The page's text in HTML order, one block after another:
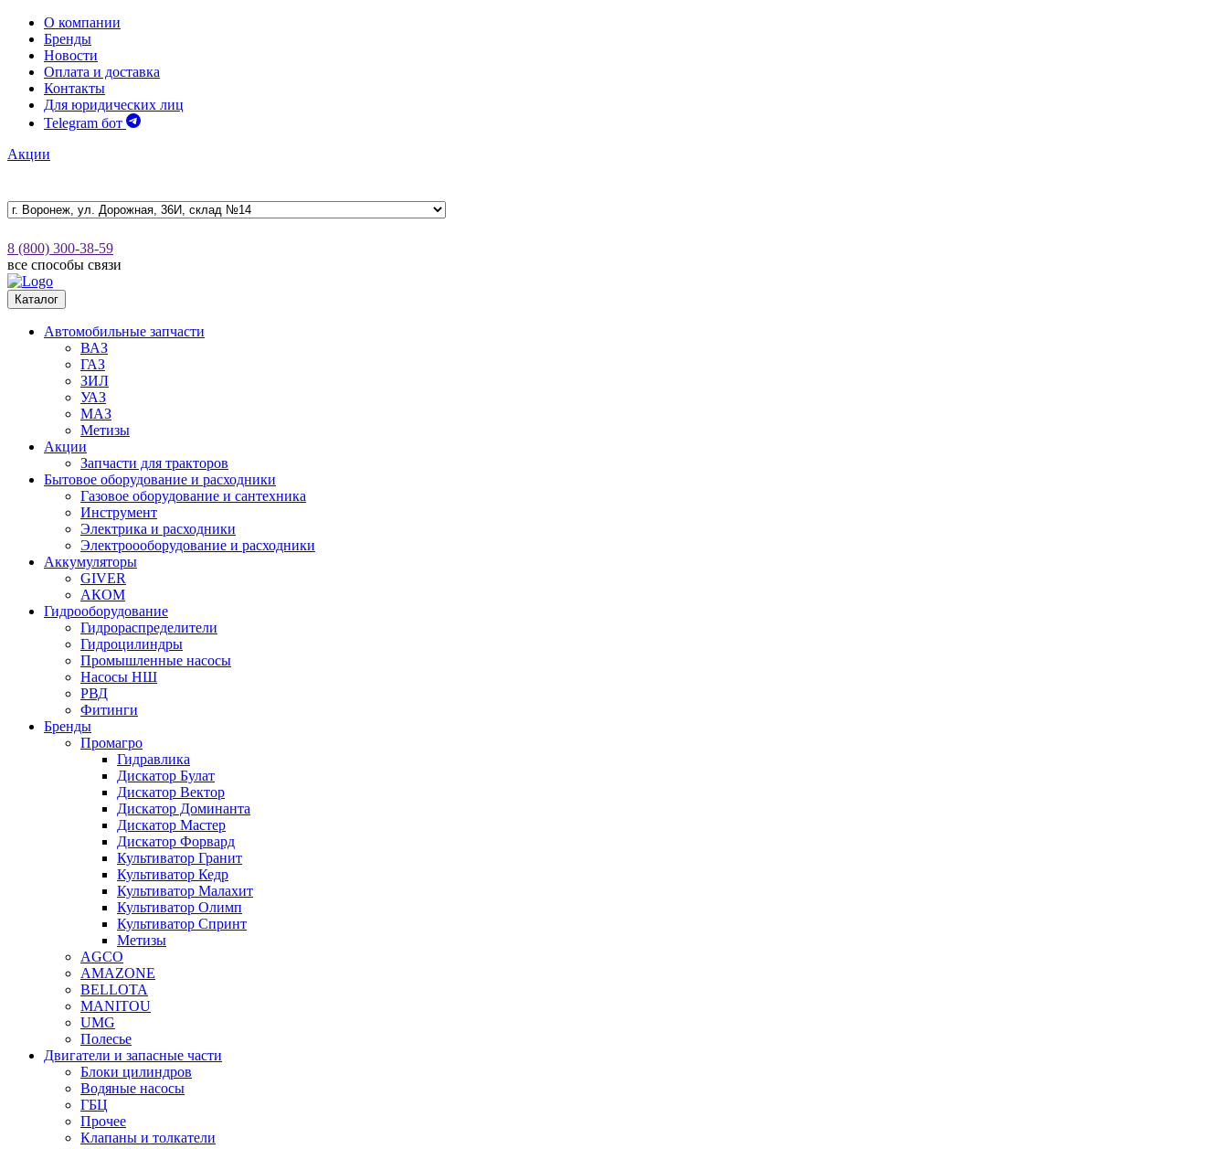
О компании
Бренды
Новости
Оплата и доставка
Контакты
Для юридических лиц
Telegram бот
Акции
8 (800) 300-38-59
все способы связи
Каталог
Автомобильные запчасти
ВАЗ
ГАЗ
ЗИЛ
УАЗ
МАЗ
Метизы
Акции
Запчасти для тракторов
Бытовое оборудование и расходники
Газовое оборудование и сантехника
Инструмент
Электрика и расходники
Электроооборудование и расходники
Аккумуляторы
GIVER
АКОМ
Гидрооборудование
Гидрораспределители
Гидроцилиндры
Промышленные насосы
Насосы НШ
РВД
Фитинги
Бренды
Промагро
Гидравлика
Дискатор Булат
Дискатор Вектор
Дискатор Доминанта
Дискатор Мастер
Дискатор Форвард
Культиватор Гранит
Культиватор Кедр
Культиватор Малахит
Культиватор Олимп
Культиватор Спринт
Метизы
AGCO
AMAZONE
BELLOTA
MANITOU
UMG
Полесье
Двигатели и запасные части
Блоки цилиндров
Водяные насосы
ГБЦ
Прочее
Клапаны и толкатели